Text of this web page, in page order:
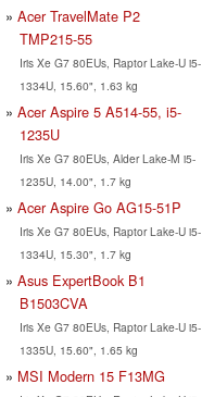
Acer TravelMate P2
TMP215-55
Iris Xe G7 80EUs, Raptor Lake-U i5-
1334U, 15.60", 1.63 kg
Acer Aspire 5 A514-55, i5-
1235U
Iris Xe G7 80EUs, Alder Lake-M i5-
1235U, 14.00", 1.7 kg
Acer Aspire Go AG15-51P
Iris Xe G7 80EUs, Raptor Lake-U i5-
1334U, 15.30", 1.7 kg
Asus ExpertBook B1
B1503CVA
Iris Xe G7 80EUs, Raptor Lake-U i5-
1335U, 15.60", 1.65 kg
MSI Modern 15 F13MG